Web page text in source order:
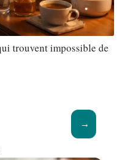
trouvent impossible de